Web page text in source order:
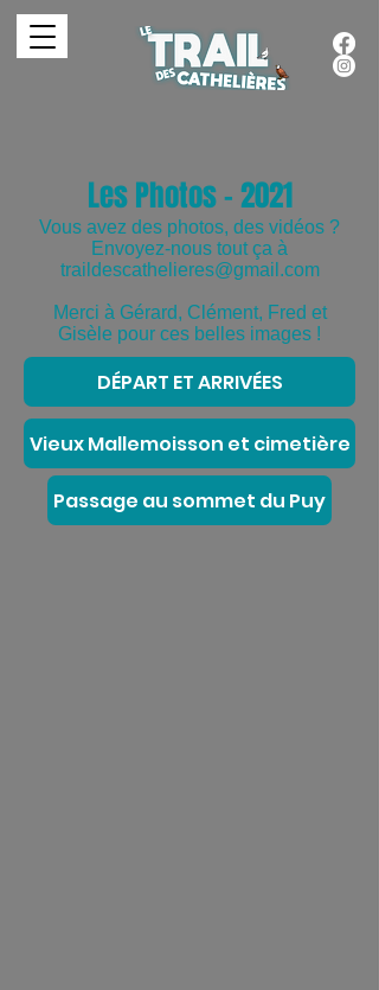
Les Photos - 2021
Vous avez des photos, des vidéos ?
Envoyez-nous tout ça à
traildescathelieres@gmail.com
Merci à Gérard, Clément, Fred et
Gisèle pour ces belles images !
DÉPART ET ARRIVÉES
Vieux Mallemoisson et cimetière
Passage au sommet du Puy